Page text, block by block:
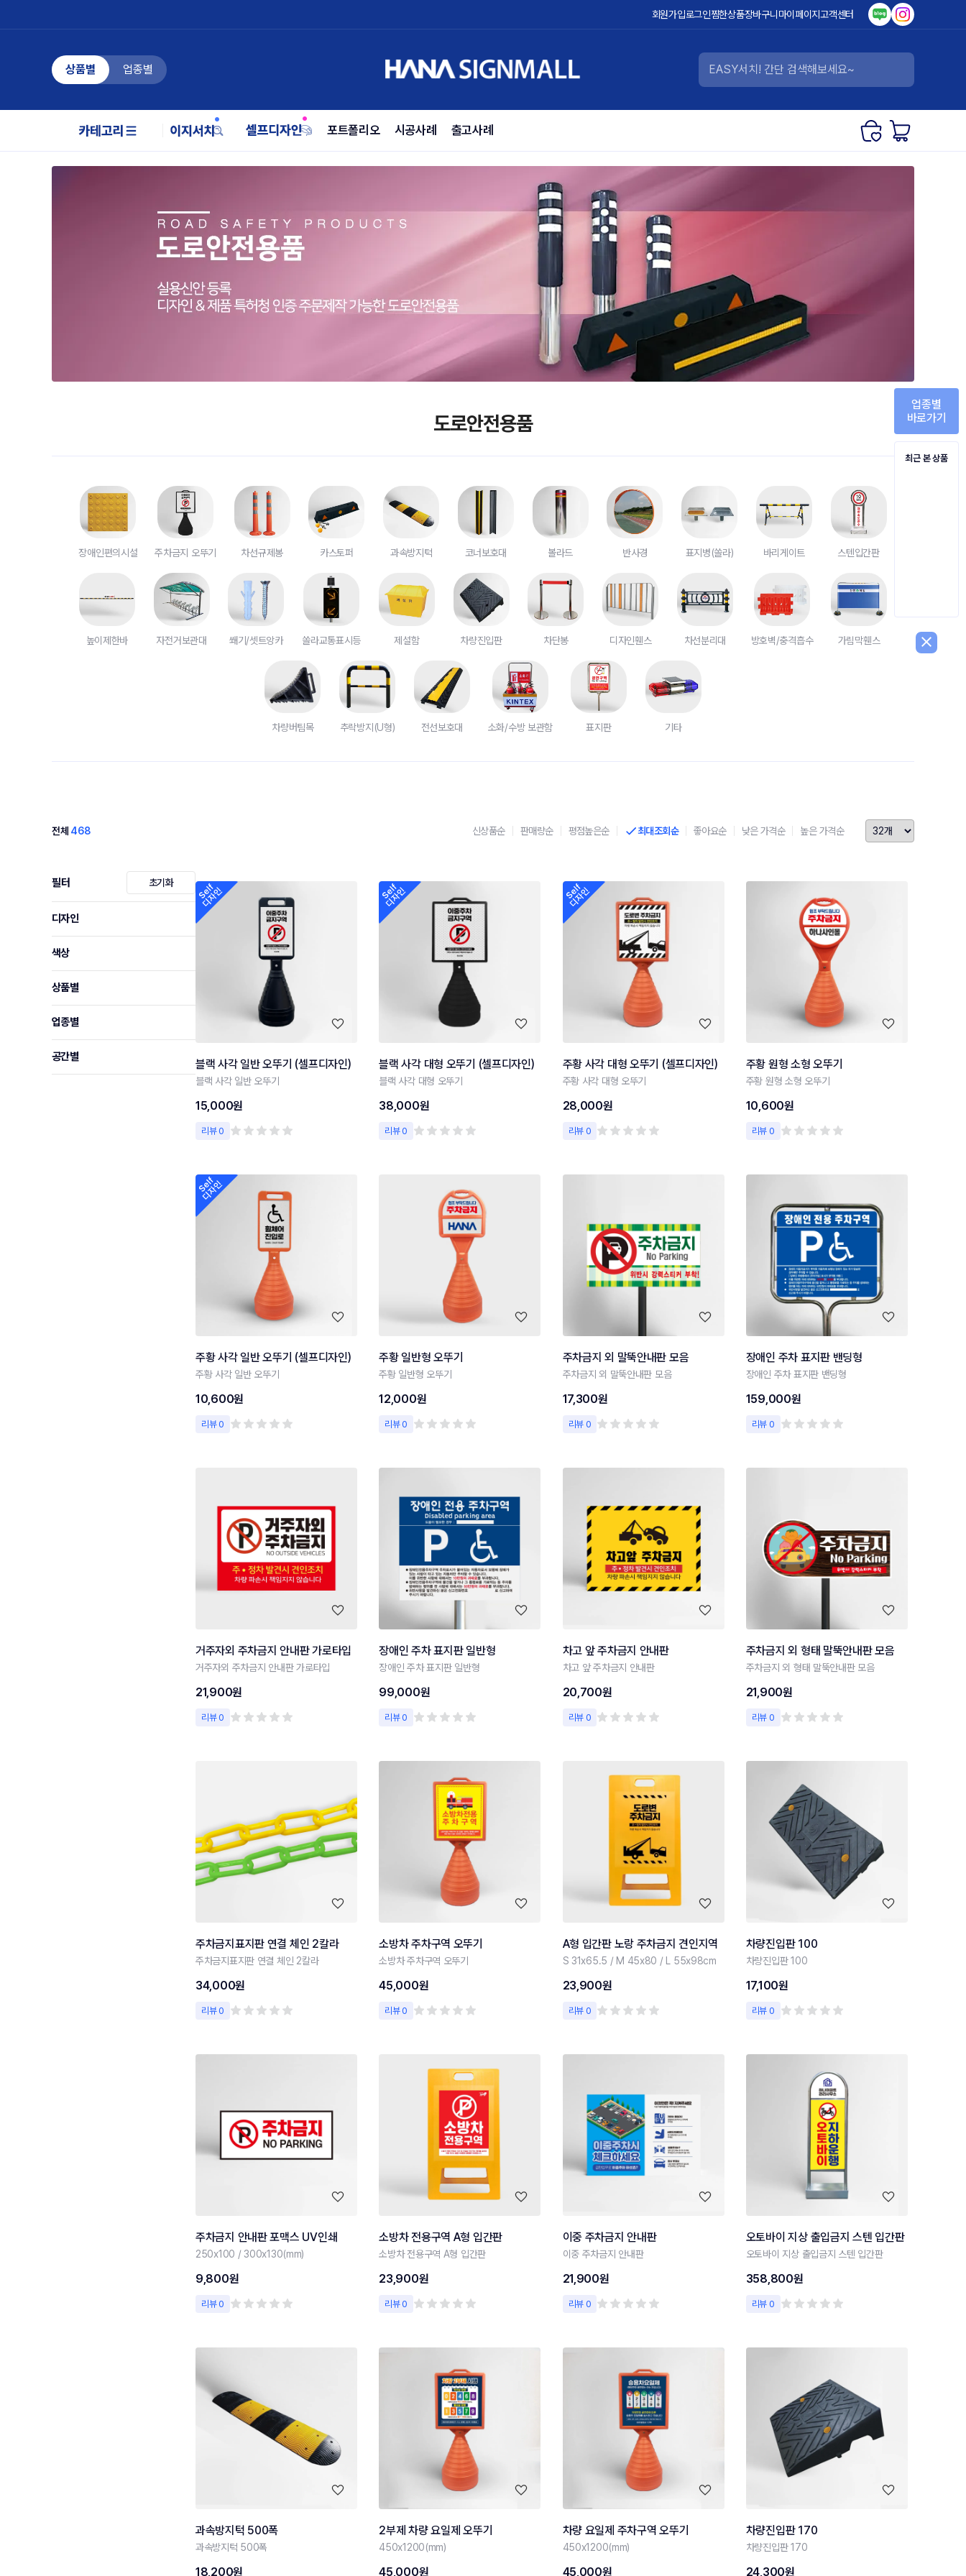
회원가입로그인찜한상품장바구니 마이페이지고객센터
상품별 업종별
포트폴리오 시공사례 출고사례
도로안전용품
장애인편의시설 주차금지 오뚜기 차선규제봉 카스토퍼 과속방지턱 코너보호대 볼라드 반사경 표지병(쏠라) 바리게이트 스텐입간판
높이제한바 자전거보관대 쐐기/셋트앙카 쏠라교통표시등 제설함 차량진입판 차단봉 디자인휀스 차선분리대 방호벽/충격흡수 가림막휀스
차량버팀목 추락방지(U형) 전선보호대 소화/수방 보관함 표지판 기타
전체 468 신상품순 판매량순 평점높은순 최대조회순 좋아요순 낮은 가격순 높은 가격순
필터
디자인
색상
상품별
업종별
공간별
초기화
블랙 사각 일반 오뚜기 (셀프디자인)
블랙 사각 일반 오뚜기
15,000원
리뷰 0
블랙 사각 대형 오뚜기 (셀프디자인)
블랙 사각 대형 오뚜기
38,000원
리뷰 0
주황 사각 대형 오뚜기 (셀프디자인)
주황 사각 대형 오뚜기
28,000원
리뷰 0
주황 원형 소형 오뚜기
주황 원형 소형 오뚜기
10,600원
리뷰 0
주황 사각 일반 오뚜기 (셀프디자인)
주황 사각 일반 오뚜기
10,600원
리뷰 0
주황 일반형 오뚜기
주황 일반형 오뚜기
12,000원
리뷰 0
주차금지 외 말뚝안내판 모음
주차금지 외 말뚝안내판 모음
17,300원
리뷰 0
장애인 주차 표지판 밴딩형
장애인 주차 표지판 밴딩형
159,000원
리뷰 0
거주자외 주차금지 안내판 가로타입
거주자외 주차금지 안내판 가로타입
21,900원
리뷰 0
장애인 주차 표지판 일반형
장애인 주차 표지판 일반형
99,000원
리뷰 0
차고 앞 주차금지 안내판
차고 앞 주차금지 안내판
20,700원
리뷰 0
주차금지 외 형태 말뚝안내판 모음
주차금지 외 형태 말뚝안내판 모음
21,900원
리뷰 0
주차금지표지판 연결 체인 2칼라
주차금지표지판 연결 체인 2칼라
34,000원
리뷰 0
소방차 주차구역 오뚜기
소방차 주차구역 오뚜기
45,000원
리뷰 0
A형 입간판 노랑 주차금지 견인지역
S 31x65.5 / M 45x80 / L 55x98cm
23,900원
리뷰 0
차량진입판 100
차량진입판 100
17,100원
리뷰 0
주차금지 안내판 포맥스 UV인쇄
250x100 / 300x130(mm)
9,800원
리뷰 0
소방차 전용구역 A형 입간판
소방차 전용구역 A형 입간판
23,900원
리뷰 0
이중 주차금지 안내판
이중 주차금지 안내판
21,900원
리뷰 0
오토바이 지상 출입금지 스텐 입간판
오토바이 지상 출입금지 스텐 입간판
358,800원
리뷰 0
과속방지턱 500폭
과속방지턱 500폭
18,200원
2부제 차량 요일제 오뚜기
450x1200(mm)
45,000원
차량 요일제 주차구역 오뚜기
450x1200(mm)
45,000원
차량진입판 170
차량진입판 170
24,300원
업종별
바로가기
최근 본 상품
close